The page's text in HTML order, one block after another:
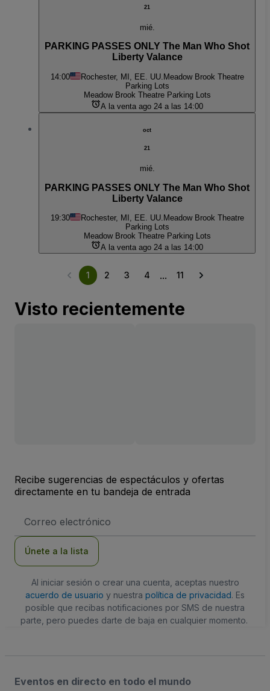
21
mié.
PARKING PASSES ONLY The Man Who Shot
Liberty Valance
14:00 Rochester, MI, EE. UU. Meadow Brook Theatre
Parking Lots
Meadow Brook Theatre Parking Lots
A la venta ago 24 a las 14:00
oct
21
mié.
PARKING PASSES ONLY The Man Who Shot
Liberty Valance
19:30 Rochester, MI, EE. UU. Meadow Brook Theatre
Parking Lots
Meadow Brook Theatre Parking Lots
A la venta ago 24 a las 14:00
1 2 3 4 ... 11
Visto recientemente
Recibe sugerencias de espectáculos y ofertas
directamente en tu bandeja de entrada
de
Únete a la lista
Al iniciar sesión o crear una cuenta, aceptas nuestro
acuerdo de usuario y nuestra política de privacidad. Es
posible que recibas notificaciones por SMS de nuestra
parte, pero puedes darte de baja en cualquier momento.
Eventos en directo en todo el mundo